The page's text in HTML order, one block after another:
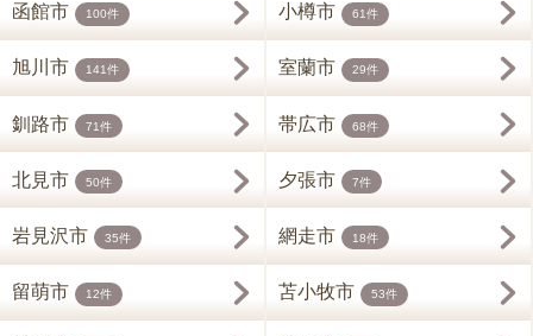
函館市 100件 小樽市 61件
旭川市 141件 室蘭市 29件
釧路市 71件 帯広市 68件
北見市 50件 夕張市 7件
岩見沢市 35件 網走市 18件
留萌市 12件 苫小牧市 53件